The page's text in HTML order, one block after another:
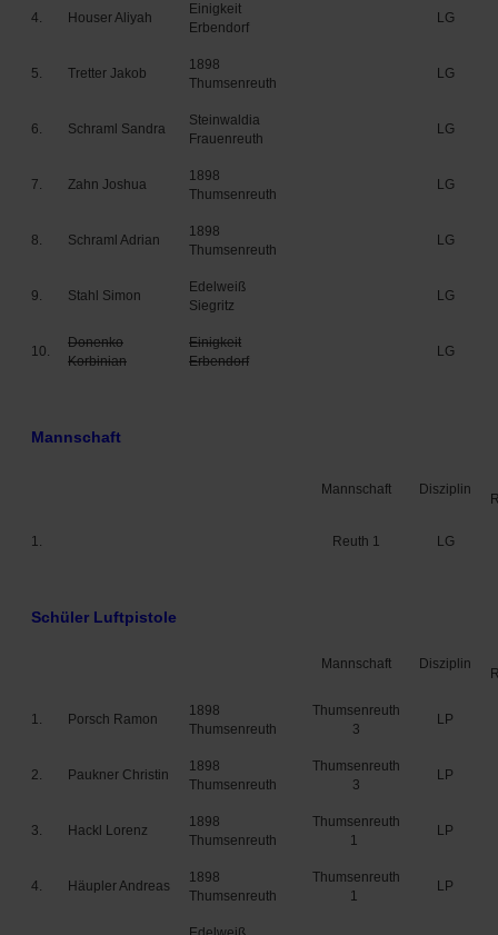
4. Houser Aliyah
Einigkeit
Erbendorf
LG
5. Tretter Jakob
1898
Thumsenreuth
LG
6. Schraml Sandra
Steinwaldia
Frauenreuth
LG
7. Zahn Joshua
1898
Thumsenreuth
LG
8. Schraml Adrian
1898
Thumsenreuth
LG
9. Stahl Simon
Edelweiß
Siegritz
LG
10.
Donenko
Korbinian
Einigkeit
Erbendorf
LG
Mannschaft
Mannschaft Disziplin
1. Reuth 1 LG
Schüler Luftpistole
Mannschaft Disziplin
1. Porsch Ramon
1898
Thumsenreuth
Thumsenreuth
3
LP
2. Paukner Christin
1898
Thumsenreuth
Thumsenreuth
3
LP
3. Hackl Lorenz
1898
Thumsenreuth
Thumsenreuth
1
LP
4. Häupler Andreas
1898
Thumsenreuth
Thumsenreuth
1
LP